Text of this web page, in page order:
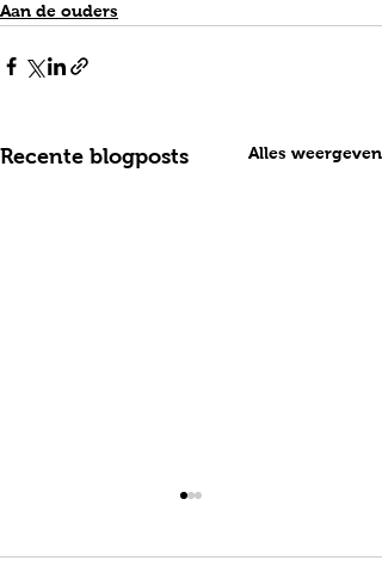
Aan de ouders
Recente blogposts Alles weergeven